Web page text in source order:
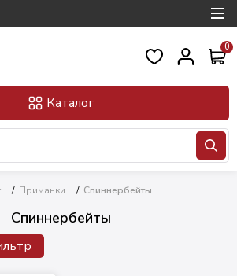
Каталог
0
/ Приманки / Спиннербейты
Спиннербейты